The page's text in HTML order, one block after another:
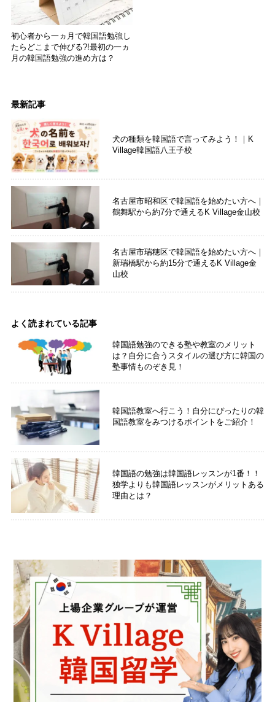
初心者から一ヵ月で韓国語勉強し
たらどこまで伸びる?!最初の一ヵ
月の韓国語勉強の進め方は？
最新記事
犬の種類を韓国語で言ってみよう！｜K
Village韓国語八王子校
名古屋市昭和区で韓国語を始めたい方へ｜
鶴舞駅から約7分で通えるK Village金山校
名古屋市瑞穂区で韓国語を始めたい方へ｜
新瑞橋駅から約15分で通えるK Village金
山校
よく読まれている記事
韓国語勉強のできる塾や教室のメリット
は？自分に合うスタイルの選び方に韓国の
塾事情ものぞき見！
韓国語教室へ行こう！自分にぴったりの韓
国語教室をみつけるポイントをご紹介！
韓国語の勉強は韓国語レッスンが1番！！
独学よりも韓国語レッスンがメリットある
理由とは？